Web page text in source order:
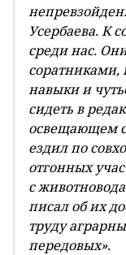
Усербаева. К
среди нас.
навыки и
сидеть в
освещающем
ездил по
отгонных
с
писал об их
труду
передовых».